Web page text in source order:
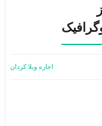
اجاره ویلا کردان